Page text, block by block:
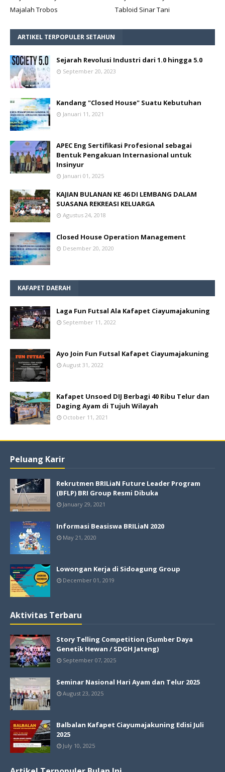
Majalah Trobos
Tabloid Sinar Tani
ARTIKEL TERPOPULER SETAHUN
Sejarah Revolusi Industri dari 1.0 hingga 5.0
September 20, 2023
Kandang "Closed House" Suatu Kebutuhan
Januari 11, 2021
APEC Eng Sertifikasi Profesional sebagai
Bentuk Pengakuan Internasional untuk
Insinyur
Januari 01, 2025
KAJIAN BULANAN KE 46 DI LEMBANG DALAM
SUASANA REKREASI KELUARGA
Agustus 24, 2018
Closed House Operation Management
Desember 20, 2020
KAFAPET DAERAH
Laga Fun Futsal Ala Kafapet Ciayumajakuning
September 11, 2022
Ayo Join Fun Futsal Kafapet Ciayumajakuning
August 31, 2022
Kafapet Unsoed DIJ Berbagi 40 Ribu Telur dan
Daging Ayam di Tujuh Wilayah
October 11, 2021
Peluang Karir
Rekrutmen BRILiaN Future Leader Program
(BFLP) BRI Group Resmi Dibuka
January 29, 2021
Informasi Beasiswa BRILiaN 2020
May 21, 2020
Lowongan Kerja di Sidoagung Group
December 01, 2019
Aktivitas Terbaru
Story Telling Competition (Sumber Daya
Genetik Hewan / SDGH Jateng)
September 07, 2025
Seminar Nasional Hari Ayam dan Telur 2025
August 23, 2025
Balbalan Kafapet Ciayumajakuning Edisi Juli
2025
July 10, 2025